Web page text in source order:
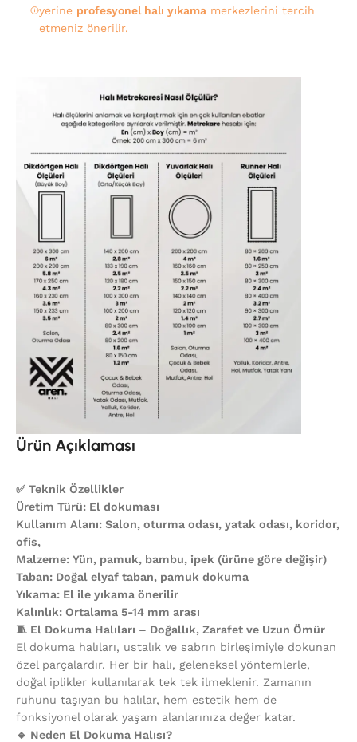
yerine profesyonel halı yıkamamerkezlerini tercih
etmeniz önerilir.
Ürün Açıklaması
✅ Teknik Özellikler
Üretim Türü: El dokuması
Kullanım Alanı: Salon, oturma odası, yatak odası, koridor,
ofis,
Malzeme: Yün, pamuk, bambu, ipek (ürüne göre değişir)
Taban: Doğal elyaf taban, pamuk dokuma
Yıkama: El ile yıkama önerilir
Kalınlık: Ortalama 5-14 mm arası
🧵 El Dokuma Halıları – Doğallık, Zarafet ve Uzun Ömür
El dokuma halıları, ustalık ve sabrın birleşimiyle dokunan
özel parçalardır. Her bir halı, geleneksel yöntemlerle,
doğal iplikler kullanılarak tek tek ilmeklenir. Zamanın
ruhunu taşıyan bu halılar, hem estetik hem de
fonksiyonel olarak yaşam alanlarınıza değer katar.
🔹 Neden El Dokuma Halısı?